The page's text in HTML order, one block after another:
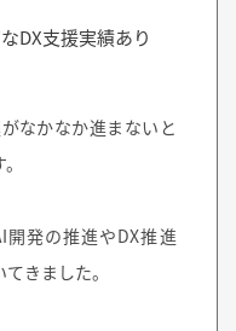
DX支援実績あり
なかなか進まないと
発の推進やDX推進
きました。